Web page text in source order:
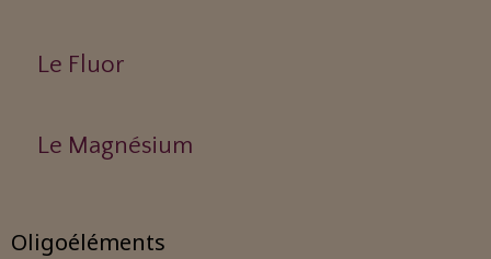
Le Fluor
Le Magnésium
Oligoéléments